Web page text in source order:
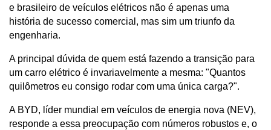
e brasileiro de veículos elétricos não é apenas uma
história de sucesso comercial, mas sim um triunfo da
engenharia.
A principal dúvida de quem está fazendo a transição para
um carro elétrico é invariavelmente a mesma: "Quantos
quilômetros eu consigo rodar com uma única carga?".
A BYD, líder mundial em veículos de energia nova (NEV),
responde a essa preocupação com números robustos e, o